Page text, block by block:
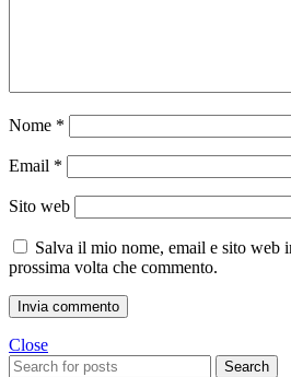
Nome *
Email *
Sito web
Salva il mio nome, email e sito web
prossima volta che commento.
Close
Search